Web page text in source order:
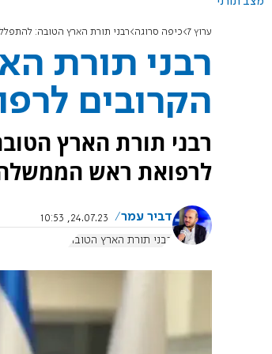
ערוץ 7 כיפה סרוגה רבני תורת הארץ הטובה:
רבני תורת
הקרובים
רבני תורת הארץ
לרפואת ראש הממשלה
דביר עמר
24.07.23, 10:53
רבני תורת הארץ הטובה